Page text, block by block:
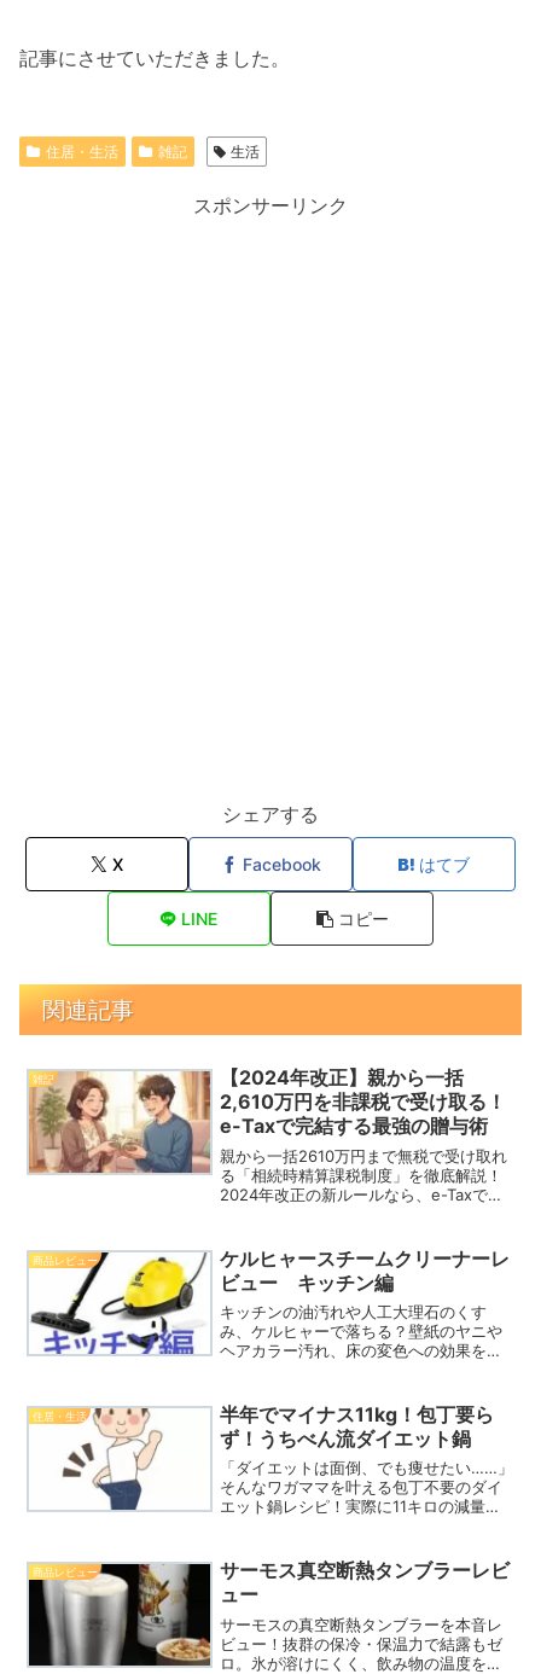
記事にさせていただきました。
住居・生活 雑記 生活
スポンサーリンク
シェアする
X Facebook はてブ
LINE コピー
関連記事
雑記
【2024年改正】親から一括
2,610万円を非課税で受け取る！
e-Taxで完結する最強の贈与術
親から一括2610万円まで無税で受け取れ
る「相続時精算課税制度」を徹底解説！
2024年改正の新ルールなら、e-Taxでス
計算や、贈与契約書の作り方まで網羅。
損をしないための最強の贈与術をチェッ
クしましょう。
商品レビュー
ケルヒャースチームクリーナーレ
ビュー キッチン編
キッチンの油汚れや人工大理石のくす
み、ケルヒャーで落ちる？壁紙のヤニや
ヘアカラー汚れ、床の変色への効果を写
ームクリーナーが「大活躍した場所」と
「不向きな場所」を詳しく解説。
住居・生活
半年でマイナス11kg！包丁要ら
ず！うちべん流ダイエット鍋
「ダイエットは面倒、でも痩せたい……」
そんなワガママを叶える包丁不要のダイ
エット鍋レシピ！実際に11キロの減量に
ルをレポートします。料理が苦手な男性
でも今日から始められる、超効率的な減
量法を紹介。
商品レビュー
サーモス真空断熱タンブラーレビ
ュー
サーモスの真空断熱タンブラーを本音レ
ビュー！抜群の保冷・保温力で結露もゼ
ロ。氷が溶けにくく、飲み物の温度を長